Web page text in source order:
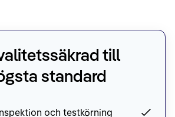
till
standard
och testkörning